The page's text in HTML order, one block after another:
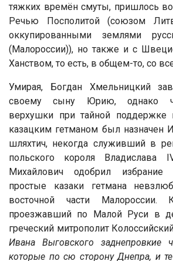
тяжких времён смуты, пришлось
Речью Посполитой (союзом
оккупированными землями
(Малороссии)), но также и с
Ханством, то есть, в общем-то, со
Умирая, Богдан Хмельницкий
своему сыну Юрию, однако
верхушки при тайной поддержке
казацким гетманом был назначен
шляхтич, некогда служивший в
польского короля Владислава
Михайлович одобрил избрание
простые казаки гетмана
восточной части Малороссии.
проезжавший по Малой Руси в
греческий митрополит
Ивана Выговского заднепровкие
которые по сю сторону Днепра, и